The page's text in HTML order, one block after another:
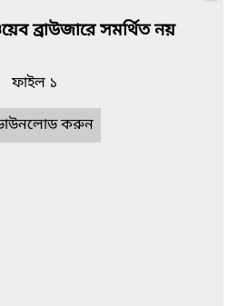
ব্রাউজারে সমর্থিত নয়
ফাইল ১
করুন